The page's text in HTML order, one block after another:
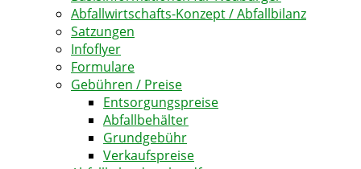
Abfallwirtschafts-Konzept / Abfallbilanz
Satzungen
Infoflyer
Formulare
Gebühren / Preise
Entsorgungspreise
Abfallbehälter
Grundgebühr
Verkaufspreise